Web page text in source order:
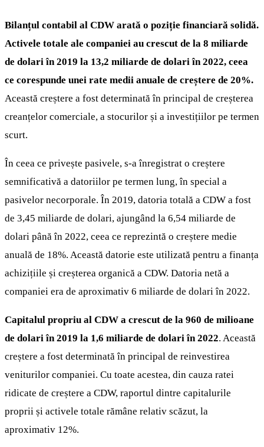
Bilanțul contabil al CDW arată o poziție financiară solidă.
Activele totale ale companiei au crescut de la 8 miliarde
de dolari în 2019 la 13,2 miliarde de dolari în 2022, ceea
ce corespunde unei rate medii anuale de creștere de 20%.
Această creștere a fost determinată în principal de creșterea
creanțelor comerciale, a stocurilor și a investițiilor pe termen
scurt.
În ceea ce privește pasivele, s-a înregistrat o creștere
semnificativă a datoriilor pe termen lung, în special a
pasivelor necorporale. În 2019, datoria totală a CDW a fost
de 3,45 miliarde de dolari, ajungând la 6,54 miliarde de
dolari până în 2022, ceea ce reprezintă o creștere medie
anuală de 18%. Această datorie este utilizată pentru a finanța
achizițiile și creșterea organică a CDW. Datoria netă a
companiei era de aproximativ 6 miliarde de dolari în 2022.
Capitalul propriu al CDW a crescut de la 960 de milioane
de dolari în 2019 la 1,6 miliarde de dolari în 2022. Această
creștere a fost determinată în principal de reinvestirea
veniturilor companiei. Cu toate acestea, din cauza ratei
ridicate de creștere a CDW, raportul dintre capitalurile
proprii și activele totale rămâne relativ scăzut, la
aproximativ 12%.